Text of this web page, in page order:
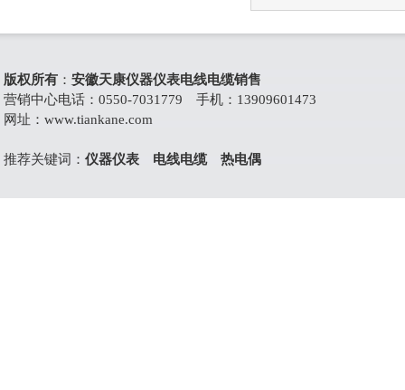
版权所有 ： 安徽天康仪器仪表电线电缆销售
营销中心电话：0550-7031779 手机：13909601473
网址： www.tiankane.com
推荐关键词： 仪器仪表 电线电缆 热电偶